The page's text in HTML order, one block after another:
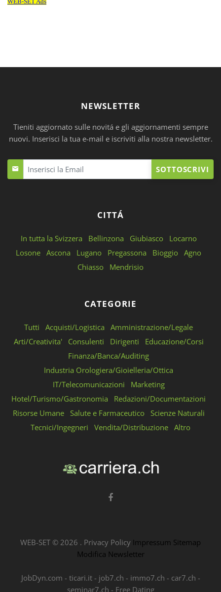
NEWSLETTER
Tieniti aggiornato sulle novitá e gli aggiornamenti sempre
nuovi. Inserisci la tua e-mail e iscriviti alla nostra newsletter.
SOTTOSCRIVI
CITTÁ
In tutta la Svizzera Bellinzona Giubiasco
Locarno
Losone Ascona Lugano Pregassona Bioggio Agno
Chiasso
Mendrisio
CATEGORIE
Tutti Acquisti/Logistica
Amministrazione/Legale
Arti/Creativita'
Consulenti Dirigenti
Educazione/Corsi
Finanza/Banca/Auditing
Industria Orologiera/Gioielleria/Ottica
IT/Telecomunicazioni
Marketing
Hotel/Turismo/Gastronomia
Redazioni/Documentazioni
Risorse Umane
Salute e Farmaceutico
Scienze Naturali
Tecnici/Ingegneri
Vendita/Distribuzione Altro
WEB-SET © 2026 . Privacy Policy Impressum Sitemap
Modifica Newsletter
JobDyn.com - ticari.it- job7.ch - immo7.ch - car7.ch -
seminar7.ch - Free Dating